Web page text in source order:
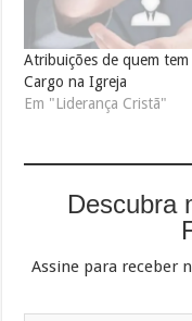
Atribuições de quem tem
Cargo na Igreja
Em "Liderança Cristã"
Descubra
Assine para receber
Digite seu e-mail…